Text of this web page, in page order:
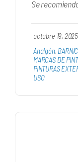
Se
octubre 19, 2025
Analgón,
MARCAS DE
PINTURAS
USO